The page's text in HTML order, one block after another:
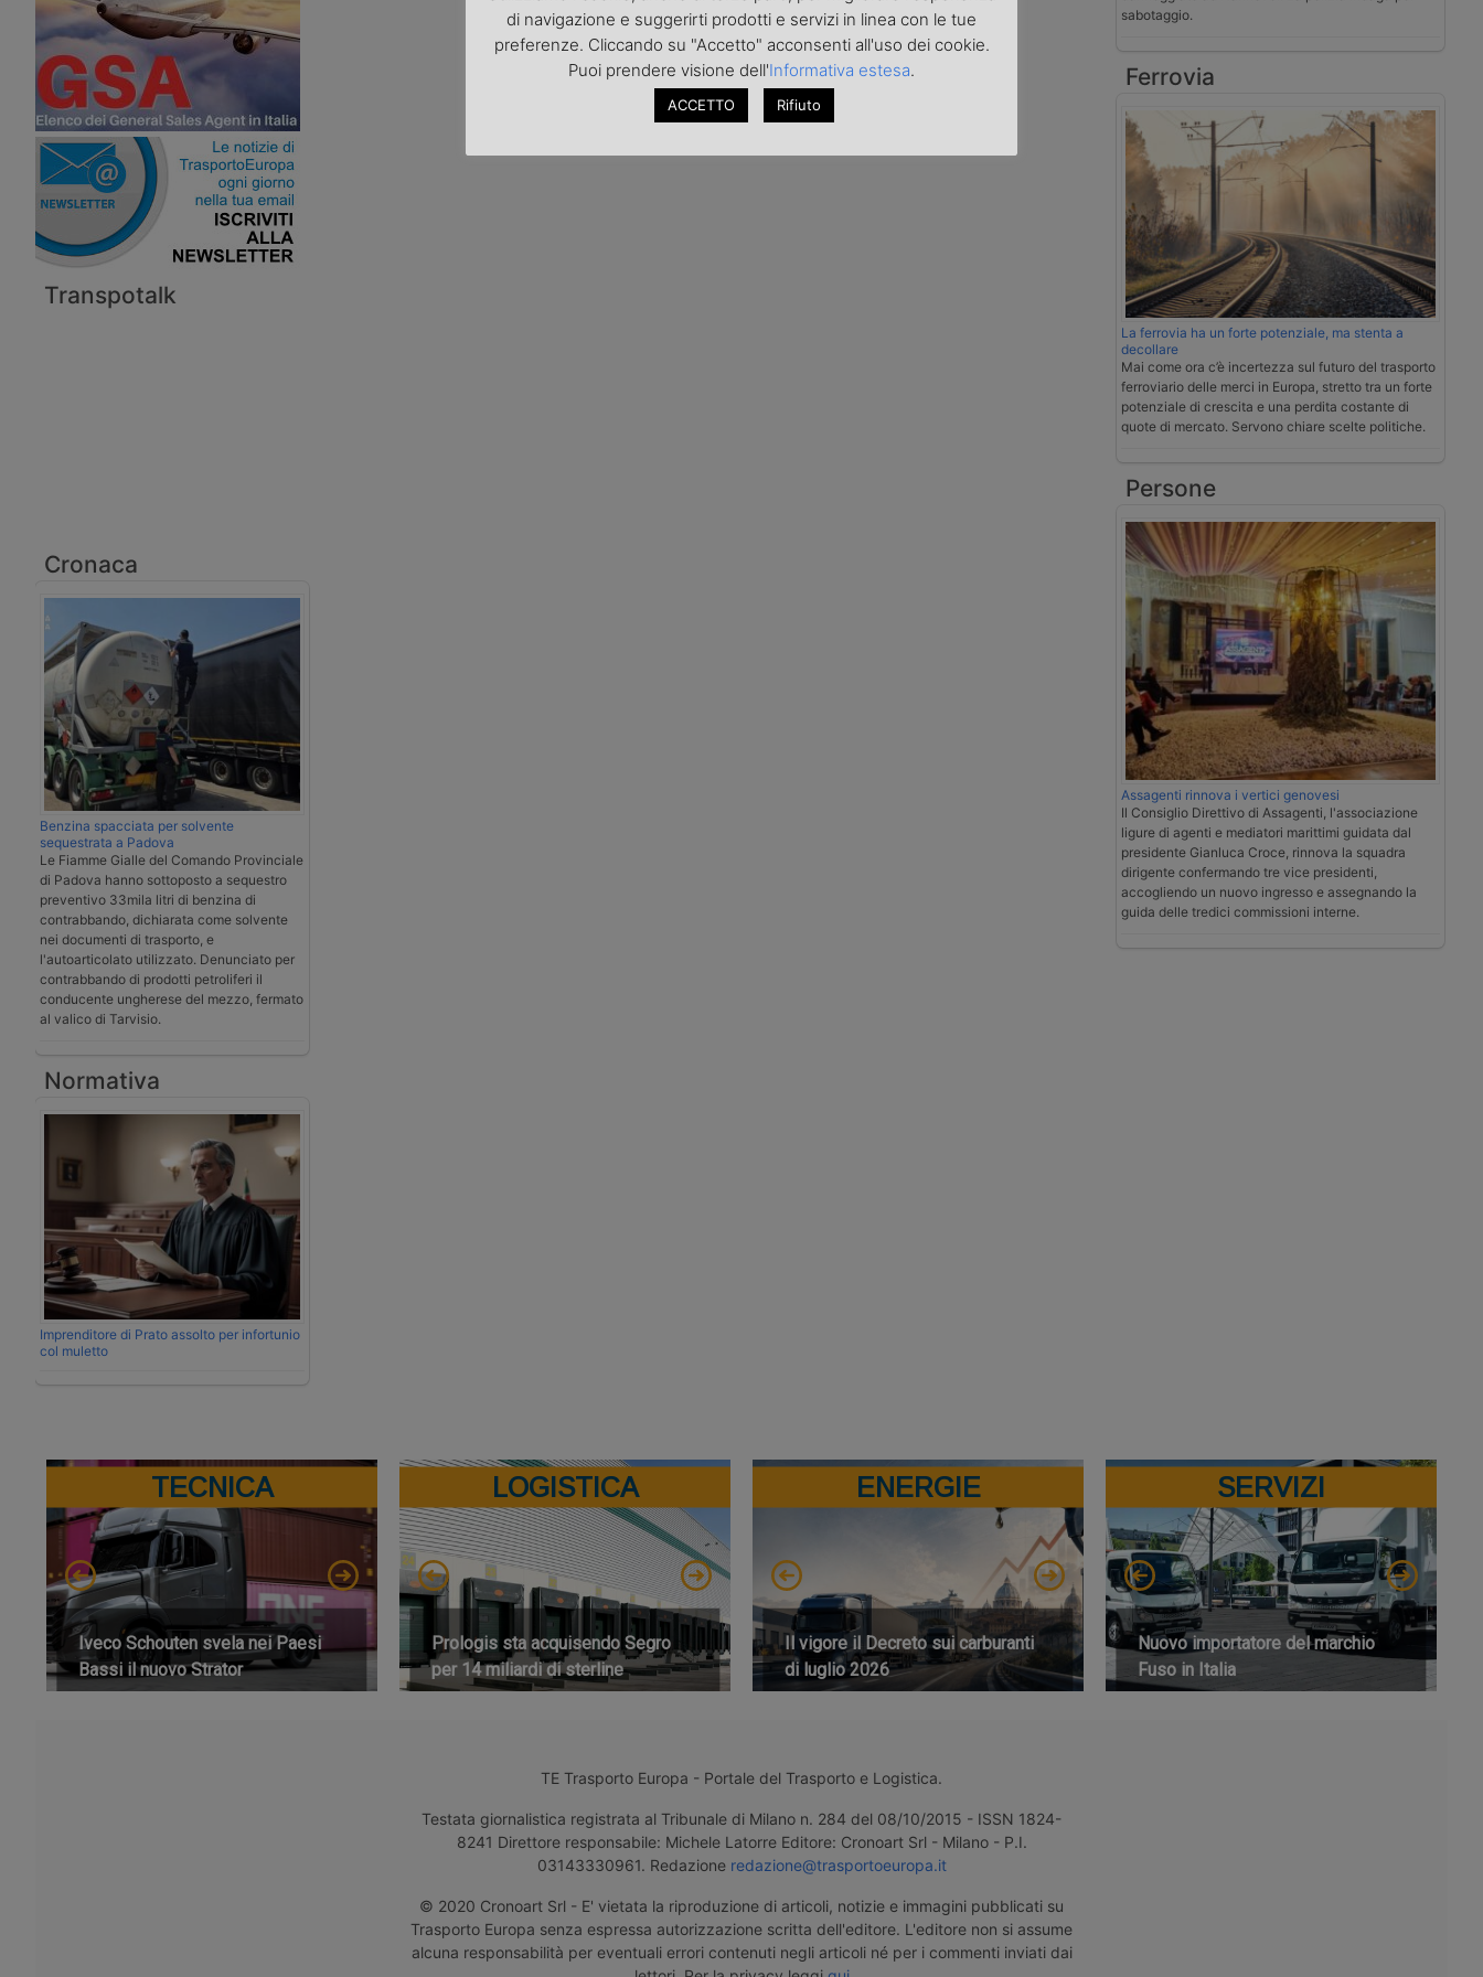
Transpotalk
Cronaca
Benzina spacciata per solvente
sequestrata a Padova
Le Fiamme Gialle del Comando Provinciale
di Padova hanno sottoposto a sequestro
preventivo 33mila litri di benzina di
contrabbando, dichiarata come solvente
nei documenti di trasporto, e
l'autoarticolato utilizzato. Denunciato per
contrabbando di prodotti petroliferi il
conducente ungherese del mezzo, fermato
al valico di Tarvisio.
Normativa
Imprenditore di Prato assolto per infortunio
col muletto
sabotaggio.
Ferrovia
La ferrovia ha un forte potenziale, ma stenta a
decollare
Mai come ora c’è incertezza sul futuro del trasporto
ferroviario delle merci in Europa, stretto tra un forte
potenziale di crescita e una perdita costante di
quote di mercato. Servono chiare scelte politiche.
Persone
Assagenti rinnova i vertici genovesi
Il Consiglio Direttivo di Assagenti, l'associazione
ligure di agenti e mediatori marittimi guidata dal
presidente Gianluca Croce, rinnova la squadra
dirigente confermando tre vice presidenti,
accogliendo un nuovo ingresso e assegnando la
guida delle tredici commissioni interne.
TECNICA
Iveco Schouten svela nei Paesi
Bassi il nuovo Strator
LOGISTICA
Prologis sta acquisendo Segro
per 14 miliardi di sterline
ENERGIE
Il vigore il Decreto sui carburanti
di luglio 2026
SERVIZI
Nuovo importatore del marchio
Fuso in Italia
TE Trasporto Europa - Portale del Trasporto e Logistica.
Testata giornalistica registrata al Tribunale di Milano n. 284 del 08/10/2015 - ISSN 1824-
8241 Direttore responsabile: Michele Latorre Editore: Cronoart Srl - Milano - P.I.
03143330961. Redazione redazione@trasportoeuropa.it
© 2020 Cronoart Srl - E' vietata la riproduzione di articoli, notizie e immagini pubblicati su
Trasporto Europa senza espressa autorizzazione scritta dell'editore. L'editore non si assume
alcuna responsabilità per eventuali errori contenuti negli articoli né per i commenti inviati dai
di navigazione e suggerirti prodotti e servizi in linea con le tue
preferenze. Cliccando su "Accetto" acconsenti all'uso dei cookie.
Puoi prendere visione dell'Informativa estesa.
ACCETTO Rifiuto